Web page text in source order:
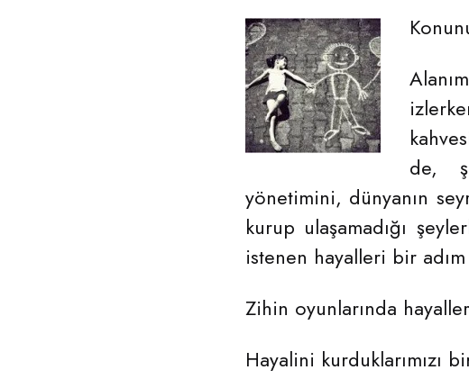
de,
yönetimini, dünyanın
kurup ulaşamadığı
istenen hayalleri bir adım
Zihin oyunlarında
Hayalini kurduklarımızı